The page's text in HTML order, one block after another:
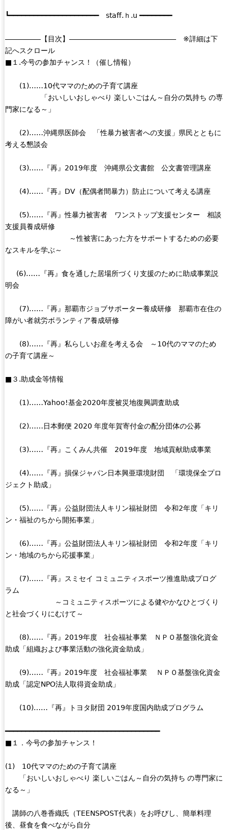
┗━━━━━━━━━━━━━━━━━━━━━━ staff.ｈ.u ━━━━━━━━
―――――【目次】――――――――――――――― ※詳細は下
記へスクロール
■１.今号の参加チャンス！（催し情報）
(1)……10代ママのための子育て講座
「おいしいおしゃべり 楽しいごはん～自分の気持ち の専
門家になる～」
(2)……沖縄県医師会 「性暴力被害者への支援」県民とともに
考える懇談会
(3)……『再』2019年度 沖縄県公文書館 公文書管理講座
(4)……『再』DV（配偶者間暴力）防止について考える講座
(5)……『再』性暴力被害者 ワンストップ支援センター 相談
支援員養成研修
～性被害にあった方をサポートするための必要
なスキルを学ぶ～
(6)……『再』食を通した居場所づくり支援のために助成事業説
明会
(7)……『再』那覇市ジョブサポーター養成研修 那覇市在住の
障がい者就労ボランティア養成研修
(8)……『再』私らしいお産を考える会 ～10代のママのため
の子育て講座～
■３.助成金等情報
(1)……Yahoo!基金2020年度被災地復興調査助成
(2)……日本郵便 2020 年度年賀寄付金の配分団体の公募
(3)……『再』こくみん共催 2019年度 地域貢献助成事業
(4)……『再』損保ジャパン日本興亜環境財団 「環境保全プロ
ジェクト助成」
(5)……『再』公益財団法人キリン福祉財団 令和2年度「キリ
ン・福祉のちから開拓事業」
(6)……『再』公益財団法人キリン福祉財団 令和2年度「キリ
ン・地域のちから応援事業」
(7)……『再』スミセイ コミュニティスポーツ推進助成プログ
ラム
～コミュニティスポーツによる健やかなひとづくり
と社会づくりにむけて～
(8)……『再』2019年度 社会福祉事業 ＮＰＯ基盤強化資金
助成「組織および事業活動の強化資金助成」
(9)……『再』2019年度 社会福祉事業 ＮＰＯ基盤強化資金
助成「認定NPO法人取得資金助成」
(10)……『再』トヨタ財団 2019年度国内助成プログラム
━━━━━━━━━━━━━━━━━━━━━━━━━━━━━━━━━━━━━━
■１．今号の参加チャンス！
(1) 10代ママのための子育て講座
「おいしいおしゃべり 楽しいごはん～自分の気持ち の専門家に
なる～」
講師の八巻香織氏（TEENSPOST代表）をお呼びし、簡単料理
後、昼食を食べながら自分